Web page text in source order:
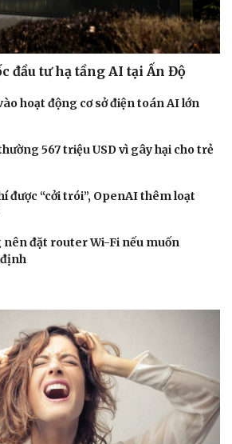
đầu tư hạ tầng AI tại Ấn Độ
hoạt động cơ sở điện toán AI lớn
567 triệu USD vì gây hại cho trẻ
được “cởi trói”, OpenAI thêm loạt
đặt router Wi-Fi nếu muốn